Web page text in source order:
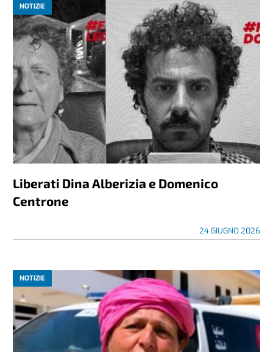
NOTIZIE
Liberati Dina Alberizia e Domenico
Centrone
24 GIUGNO 2026
NOTIZIE